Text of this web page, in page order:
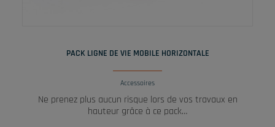
PACK LIGNE DE VIE MOBILE HORIZONTALE
Accessoires
Ne prenez plus aucun risque lors de vos travaux en
hauteur grâce à ce pack…